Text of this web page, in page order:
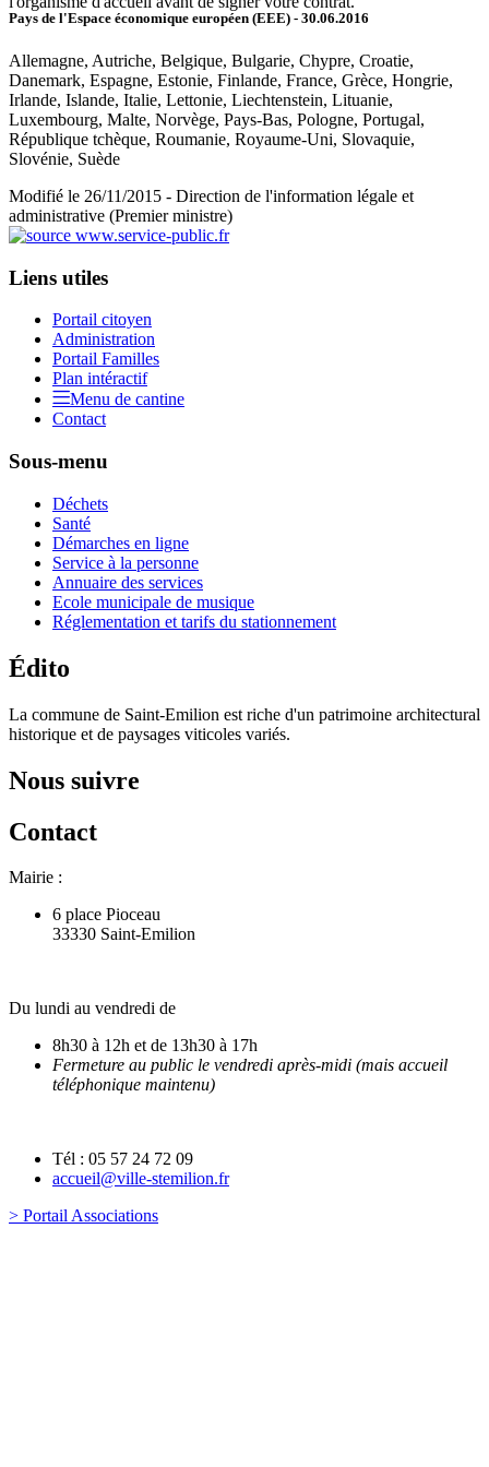
Pays de l'Espace économique européen (EEE) - 30.06.2016
Allemagne, Autriche, Belgique, Bulgarie, Chypre, Croatie,
Danemark, Espagne, Estonie, Finlande, France, Grèce, Hongrie,
Irlande, Islande, Italie, Lettonie, Liechtenstein, Lituanie,
Luxembourg, Malte, Norvège, Pays-Bas, Pologne, Portugal,
République tchèque, Roumanie, Royaume-Uni, Slovaquie,
Slovénie, Suède
Modifié le 26/11/2015 - Direction de l'information légale et
administrative (Premier ministre)
Liens utiles
Portail citoyen
Administration
Portail Familles
Plan intéractif
Menu de cantine
Contact
Sous-menu
Déchets
Santé
Démarches en ligne
Service à la personne
Annuaire des services
Ecole municipale de musique
Réglementation et tarifs du stationnement
Édito
La commune de Saint-Emilion est riche d'un patrimoine architectural
historique et de paysages viticoles variés.
Nous suivre
Contact
Mairie :
6 place Pioceau
33330 Saint-Emilion
Du lundi au vendredi de
8h30 à 12h et de 13h30 à 17h
Fermeture au public le vendredi après-midi (mais accueil
téléphonique maintenu)
Tél : 05 57 24 72 09
accueil@ville-stemilion.fr
> Portail Associations